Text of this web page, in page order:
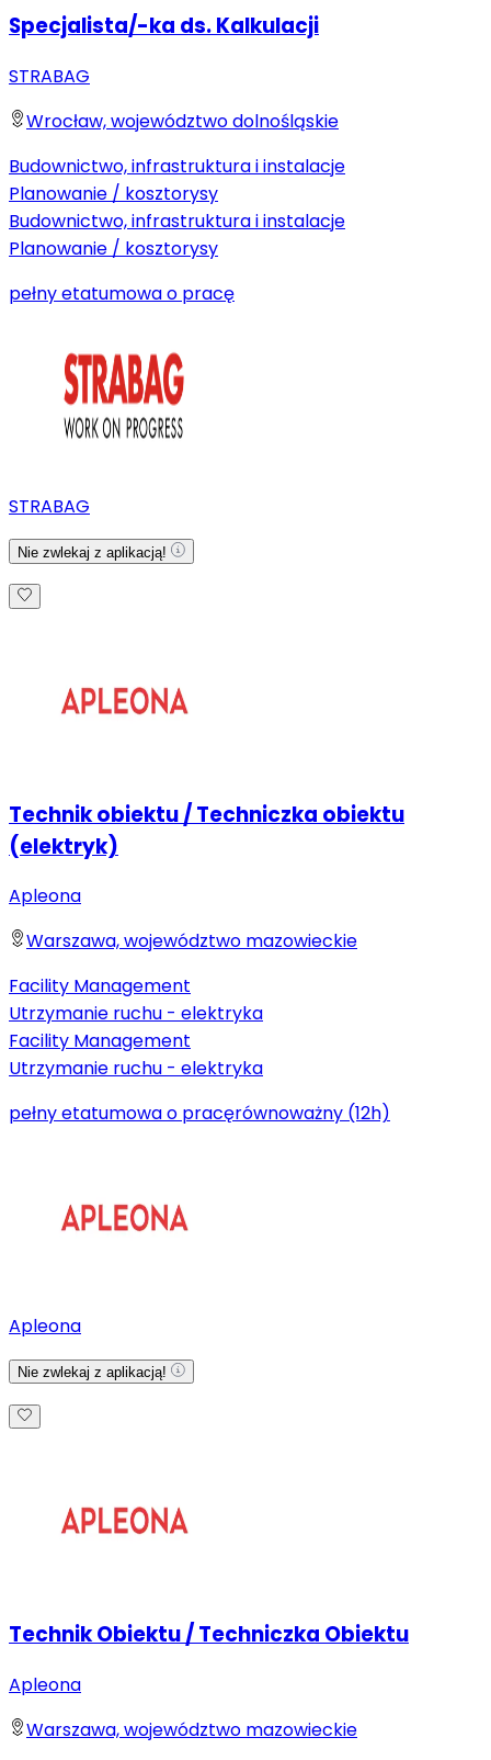
Specjalista/-ka ds. Kalkulacji
STRABAG
Wrocław, województwo dolnośląskie
Budownictwo, infrastruktura i instalacje
Planowanie / kosztorysy
Budownictwo, infrastruktura i instalacje
Planowanie / kosztorysy
pełny etatumowa o pracę
STRABAG
Nie zwlekaj z aplikacją!
Technik obiektu / Techniczka obiektu
(elektryk)
Apleona
Warszawa, województwo mazowieckie
Facility Management
Utrzymanie ruchu - elektryka
Facility Management
Utrzymanie ruchu - elektryka
pełny etatumowa o pracęrównoważny (12h)
Apleona
Nie zwlekaj z aplikacją!
Technik Obiektu / Techniczka Obiektu
Apleona
Warszawa, województwo mazowieckie